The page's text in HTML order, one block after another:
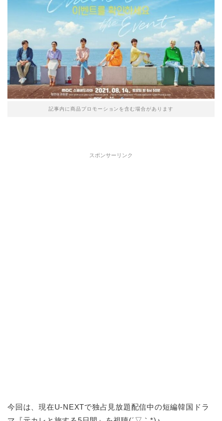
記事内に商品プロモーションを含む場合があります
スポンサーリンク
今回は、現在U-NEXTで独占見放題配信中の短編韓国ドラ